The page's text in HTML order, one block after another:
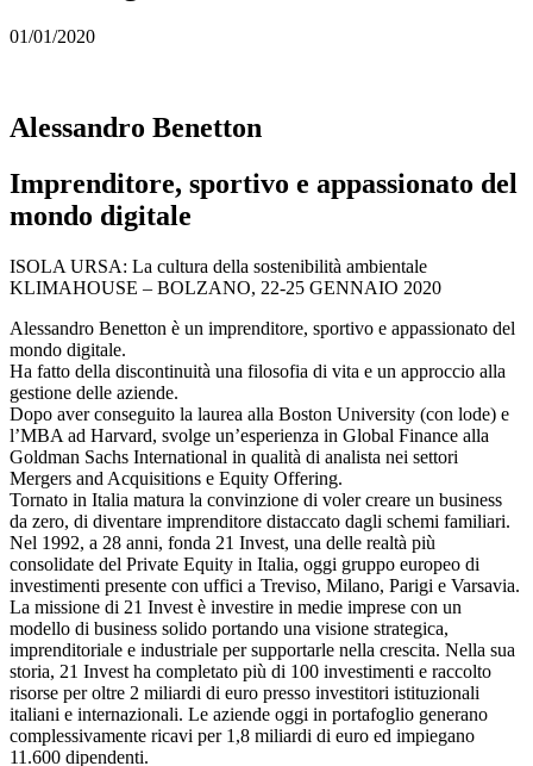
01/01/2020
Alessandro Benetton
Imprenditore, sportivo e appassionato del
mondo digitale
ISOLA URSA: La cultura della sostenibilità ambientale
KLIMAHOUSE – BOLZANO, 22-25 GENNAIO 2020
Alessandro Benetton è un imprenditore, sportivo e appassionato del
mondo digitale.
Ha fatto della discontinuità una filosofia di vita e un approccio alla
gestione delle aziende.
Dopo aver conseguito la laurea alla Boston University (con lode) e
l’MBA ad Harvard, svolge un’esperienza in Global Finance alla
Goldman Sachs International in qualità di analista nei settori
Mergers and Acquisitions e Equity Offering.
Tornato in Italia matura la convinzione di voler creare un business
da zero, di diventare imprenditore distaccato dagli schemi familiari.
Nel 1992, a 28 anni, fonda 21 Invest, una delle realtà più
consolidate del Private Equity in Italia, oggi gruppo europeo di
investimenti presente con uffici a Treviso, Milano, Parigi e Varsavia.
La missione di 21 Invest è investire in medie imprese con un
modello di business solido portando una visione strategica,
imprenditoriale e industriale per supportarle nella crescita. Nella sua
storia, 21 Invest ha completato più di 100 investimenti e raccolto
risorse per oltre 2 miliardi di euro presso investitori istituzionali
italiani e internazionali. Le aziende oggi in portafoglio generano
complessivamente ricavi per 1,8 miliardi di euro ed impiegano
11.600 dipendenti.